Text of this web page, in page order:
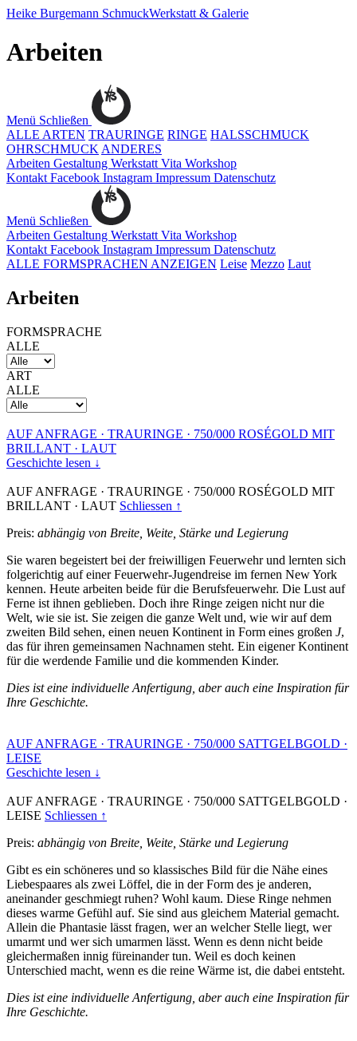
Heike Burgemann SchmuckWerkstatt & Galerie
Arbeiten
Menü Schließen
ALLE ARTEN TRAURINGE RINGE HALSSCHMUCK
OHRSCHMUCK ANDERES
Arbeiten Gestaltung Werkstatt Vita Workshop
Kontakt Facebook Instagram Impressum Datenschutz
Menü Schließen
Arbeiten Gestaltung Werkstatt Vita Workshop
Kontakt Facebook Instagram Impressum Datenschutz
ALLE FORMSPRACHEN ANZEIGEN Leise Mezzo Laut
Arbeiten
FORMSPRACHE
ALLE
ART
ALLE
AUF ANFRAGE · TRAURINGE · 750/000 ROSÉGOLD MIT
BRILLANT · LAUT
Geschichte lesen ↓
AUF ANFRAGE · TRAURINGE · 750/000 ROSÉGOLD MIT
BRILLANT · LAUT Schliessen ↑
Preis: abhängig von Breite, Weite, Stärke und Legierung
Sie waren begeistert bei der freiwilligen Feuerwehr und lernten sich
folgerichtig auf einer Feuerwehr-Jugendreise im fernen New York
kennen. Heute arbeiten beide für die Berufsfeuerwehr. Die Lust auf
Ferne ist ihnen geblieben. Doch ihre Ringe zeigen nicht nur die
Welt, wie sie ist. Sie zeigen die ganze Welt und, wie wir auf dem
zweiten Bild sehen, einen neuen Kontinent in Form eines großen J,
das für ihren gemeinsamen Nachnamen steht. Ein eigener Kontinent
für die werdende Familie und die kommenden Kinder.
Dies ist eine individuelle Anfertigung, aber auch eine Inspiration für
Ihre Geschichte.
AUF ANFRAGE · TRAURINGE · 750/000 SATTGELBGOLD ·
LEISE
Geschichte lesen ↓
AUF ANFRAGE · TRAURINGE · 750/000 SATTGELBGOLD ·
LEISE Schliessen ↑
Preis: abhängig von Breite, Weite, Stärke und Legierung
Gibt es ein schöneres und so klassisches Bild für die Nähe eines
Liebespaares als zwei Löffel, die in der Form des je anderen,
aneinander geschmiegt ruhen? Wohl kaum. Diese Ringe nehmen
dieses warme Gefühl auf. Sie sind aus gleichem Material gemacht.
Allein die Phantasie lässt fragen, wer an welcher Stelle liegt, wer
umarmt und wer sich umarmen lässt. Wenn es denn nicht beide
gleichermaßen innig füreinander tun. Weil es doch keinen
Unterschied macht, wenn es die reine Wärme ist, die dabei entsteht.
Dies ist eine individuelle Anfertigung, aber auch eine Inspiration für
Ihre Geschichte.